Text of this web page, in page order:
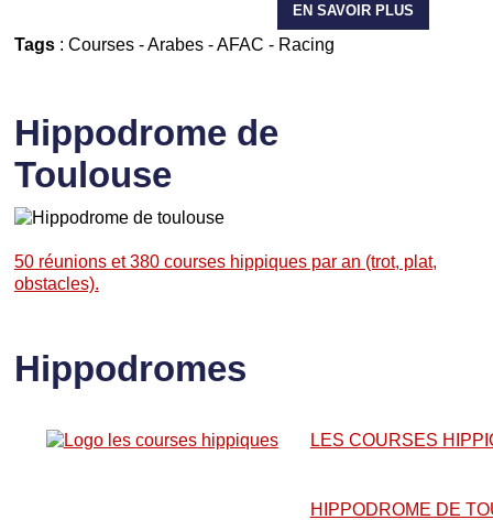
EN SAVOIR PLUS
Tags: Courses-Arabes-AFAC - Racing
Hippodrome de
Toulouse
50 réunions et 380 courses hippiques par an (trot, plat,
obstacles).
Hippodromes
LES COURSES
HIPPODROME DE